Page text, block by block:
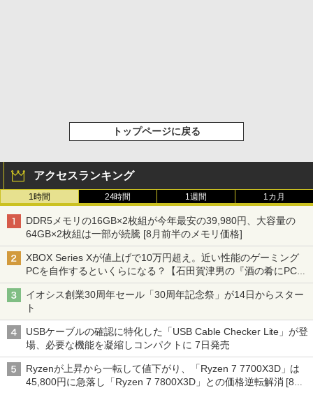
トップページに戻る
アクセスランキング
1時間 24時間 1週間 1カ月
DDR5メモリの16GB×2枚組が今年最安の39,980円、大容量の
64GB×2枚組は一部が続騰 [8月前半のメモリ価格]
XBOX Series Xが値上げで10万円超え。近い性能のゲーミング
PCを自作するといくらになる？【石田賀津男の『酒の肴にPCゲ
ーム』】
イオシス創業30周年セール「30周年記念祭」が14日からスター
ト
USBケーブルの確認に特化した「USB Cable Checker Lite」が登
場、必要な機能を凝縮しコンパクトに 7日発売
Ryzenが上昇から一転して値下がり、「Ryzen 7 7700X3D」は
45,800円に急落し「Ryzen 7 7800X3D」との価格逆転解消 [8月